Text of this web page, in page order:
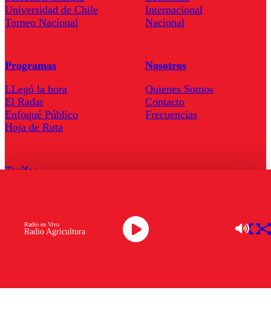
Radio Agricultura
Radio en Vivo
Universidad de Chile
Torneo Nacional
Internacional
Nacional
Programas
LLegó la hora
El Radar
Enfoqué Público
Hoja de Ruta
Nosotros
Quienes Somos
Contacto
Frecuencias
Tarifas
Descarga la APP